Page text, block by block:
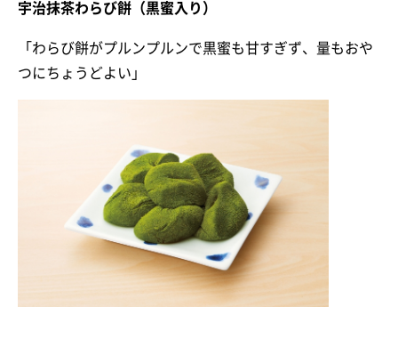
宇治抹茶わらび餅（黒蜜入り）
「わらび餅がプルンプルンで黒蜜も甘すぎず、量もおや
つにちょうどよい」